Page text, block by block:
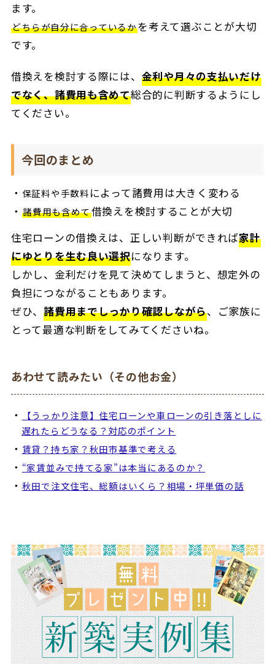
ます。
どちらが自分に合っているかを考えて選ぶことが大切
です。
借換えを検討する際には、 金利や月々の支払いだけ
でなく、諸費用も含めて総合的に判断するようにし
てください。
今回のまとめ
保証料や手数料によって諸費用は大きく変わる
諸費用も含めて借換えを検討することが大切
住宅ローンの借換えは、正しい判断ができれば家計
にゆとりを生む良い選択になります。
しかし、金利だけを見て決めてしまうと、想定外の
負担につながることもあります。
ぜひ、諸費用までしっかり確認しながら、ご家族に
とって最適な判断をしてみてくださいね。
あわせて読みたい（その他お金）
【うっかり注意】住宅ローンや車ローンの引き落としに
遅れたらどうなる？対応のポイント
賃貸？持ち家？秋田市基準で考える
“家賃並みで持てる家”は本当にあるのか？
秋田で注文住宅、総額はいくら？相場・坪単価の話